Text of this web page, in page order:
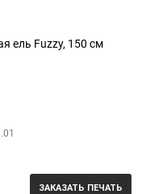
ель Fuzzy, 150 см
ЗАКАЗАТЬ ПЕЧАТЬ